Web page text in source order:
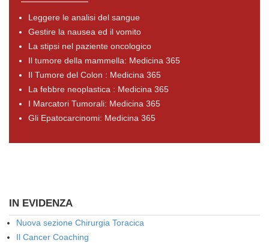
Leggere le analisi del sangue
Gestire la nausea ed il vomito
La stipsi nel paziente oncologico
Il tumore della mammella: Medicina 365
Il Tumore del Colon : Medicina 365
La febbre neoplastica : Medicina 365
I Marcatori Tumorali: Medicina 365
Gli Epatocarcinomi: Medicina 365
IN EVIDENZA
Nuova sezione Chirurgia Toracica
Il Cancer Coaching